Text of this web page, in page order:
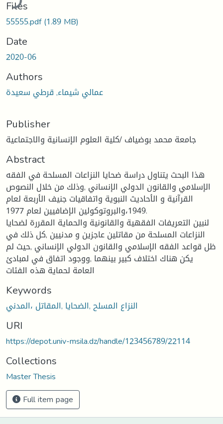
Files
55555.pdf(1.89 MB)
Date
2020-06
Authors
عمالي شيماء, قرطي سعيدة
Publisher
جامعة محمد بوضياف /كلية العلوم الإنسانية والاجتماعية
Abstract
هذا البحث يتناول دراسة ضحايا النزاعات المسلحة في الفقه
الإسلامي والقانون الدولي الإنساني ,وذلك من خلال النصوص
القرآنية و الأحاديث النبوية واتفاقيات جنيف الأربعة لعام
1949،والبروتوكولين الإضافيين لعام 1977.
لنبين التعريفات الفقهية والقانونية والحماية المقررة لضحايا
النزاعات المسلحة من مقاتلين عاجزين و مدنيين ,كل ذلك في
ظل قواعد الفقه الإسلامي والقانون الدولي الإنساني ,حيث لم
يكن هناك اختلاف كبير بينهما ,ووجود اتفاق في لمبادئ
العامة لحماية هذه الفئات
Keywords
النزاع المسلح ,الضحايا ,المقاتل ،المدني
URI
https://depot.univ-msila.dz/handle/123456789/22114
Collections
Master Thesis
Full item page